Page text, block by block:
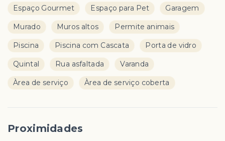
Espaço Gourmet Espaço para Pet Garagem
Murado Muros altos Permite animais
Piscina Piscina com Cascata Porta de vidro
Quintal Rua asfaltada Varanda
Àrea de serviço Àrea de serviço coberta
Proximidades